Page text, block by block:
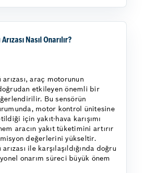
Nasıl Onarılır?
araç motorunun
etkileyen önemli bir
Bu sensörün
motor kontrol ünitesine
için yakıt-hava karışımı
aracın yakıt tüketimini artırır
değerlerini yükseltir.
ile karşılaşıldığında doğru
onarım süreci büyük önem